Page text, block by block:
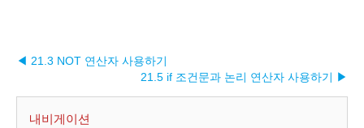
◀ 21.3 NOT 연산자 사용하기
21.5 if 조건문과 논리 연산자 사용하기 ▶︎
내비게이션